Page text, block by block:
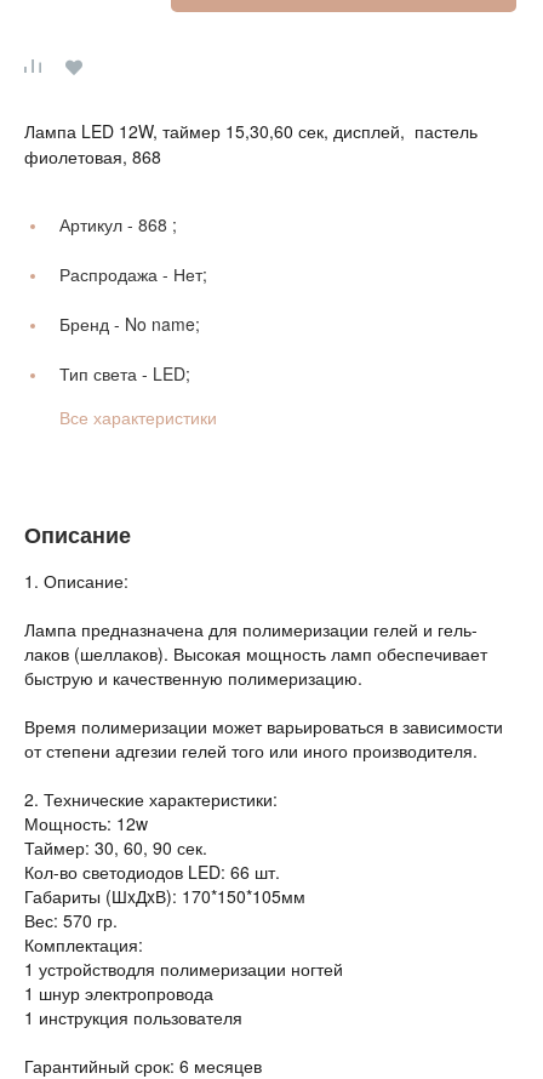
Лампа LED 12W, таймер 15,30,60 сек, дисплей, пастель
фиолетовая, 868
Артикул - 868 ;
Распродажа - Нет;
Бренд - No name;
Тип света - LED;
Все характеристики
Описание
1. Описание:
Лампа предназначена для полимеризации гелей и гель-
лаков (шеллаков). Высокая мощность ламп обеспечивает
быструю и качественную полимеризацию.
Время полимеризации может варьироваться в зависимости
от степени адгезии гелей того или иного производителя.
2. Технические характеристики:
Мощность: 12w
Таймер: 30, 60, 90 сек.
Кол-во светодиодов LED: 66 шт.
Габариты (ШxДxВ): 170*150*105мм
Вес: 570 гр.
Комплектация:
1 устройстводля полимеризации ногтей
1 шнур электропровода
1 инструкция пользователя
Гарантийный срок: 6 месяцев